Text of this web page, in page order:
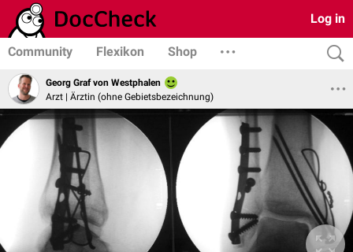
Log in
Community Flexikon Shop
Georg Graf von Westphalen
Arzt | Ärztin (ohne Gebietsbezeichnung)